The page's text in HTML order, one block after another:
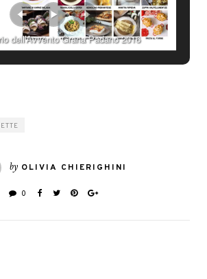
dell’Avvento Grana Padano 2016
by OLIVIA CHIERIGHINI
0